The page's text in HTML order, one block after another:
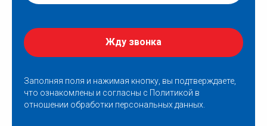
Жду звонка
Заполняя поля и нажимая кнопку, вы подтверждаете,
что ознакомлены и согласны с Политикой в
отношении обработки персональных данных